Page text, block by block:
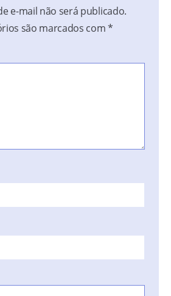
e-mail não será publicado.
são marcados com*